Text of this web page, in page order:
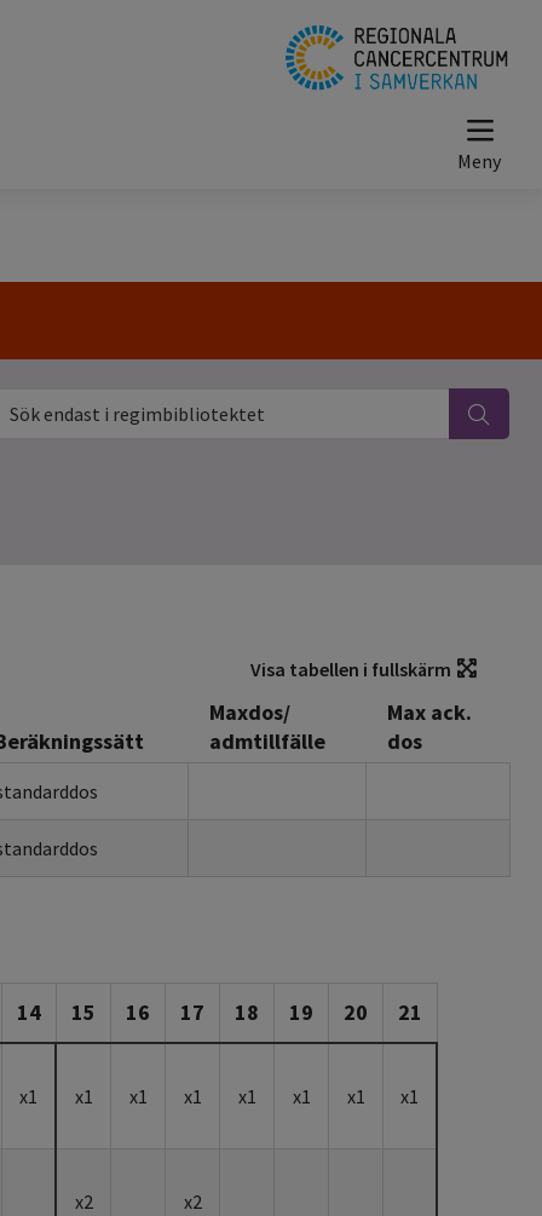
Sök endast i regimbibliotektet
Visa tabellen i fullskärm
Maxdos/
admtillfälle
Max ack.
dos
14 15 16 17 18 19 20 21
x1 x1 x1 x1 x1 x1 x1 x1
x2 x2